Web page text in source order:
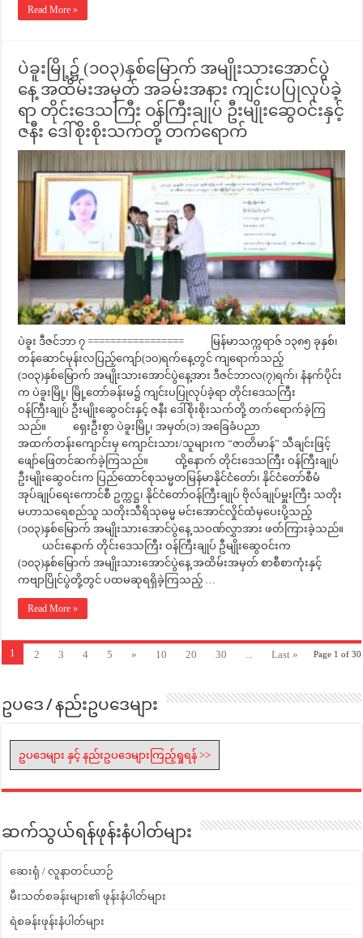
Read More »
ပဲခူးမြို့၌ (၁၀၃)နှစ်မြောက် အမျိုးသားအောင်ပွဲ
နေ့ အထိမ်းအမှတ် အခမ်းအနား ကျင်းပပြုလုပ်ခဲ့
ရာ တိုင်းဒေသကြီး ဝန်ကြီးချုပ် ဦးမျိုးဆွေဝင်းနှင့်
ဇနီး ဒေါ်စိုးစိုးသက်တို့ တက်ရောက်
ပဲခူး ဒီဇင်ဘာ ၇ ================= မြန်မာသက္ကရာဇ် ၁၃၈၅ ခုနှစ်၊
တန်ဆောင်မုန်းလပြည့်ကျော်(၁၀)ရက်နေ့တွင် ကျရောက်သည့်
(၁၀၃)နှစ်မြောက် အမျိုးသားအောင်ပွဲနေ့အား ဒီဇင်ဘာလ(၇)ရက်၊ နံနက်ပိုင်း
က ပဲခူးမြို့၊ မြို့တော်ခန်းမ၌ ကျင်းပပြုလုပ်ခဲ့ရာ တိုင်းဒေသကြီး
ဝန်ကြီးချုပ် ဦးမျိုးဆွေဝင်းနှင့် ဇနီး ဒေါ်စိုးစိုးသက်တို့ တက်ရောက်ခဲ့ကြ
သည်။ ရှေးဦးစွာ ပဲခူးမြို့၊ အမှတ်(၁) အခြေခံပညာ
အထက်တန်းကျောင်းမှ ကျောင်းသား/သူများက “ဇာတိမာန်” သီချင်းဖြင့်
ဖျော်ဖြေတင်ဆက်ခဲ့ကြသည်။ ထို့နောက် တိုင်းဒေသကြီး ဝန်ကြီးချုပ်
ဦးမျိုးဆွေဝင်းက ပြည်ထောင်စုသမ္မတမြန်မာနိုင်ငံတော်၊ နိုင်ငံတော်စီမံ
အုပ်ချုပ်ရေးကောင်စီ ဥက္ကဋ္ဌ၊ နိုင်ငံတော်ဝန်ကြီးချုပ် ဗိုလ်ချုပ်မှူးကြီး သတိုး
မဟာသရေစည်သူ သတိုးသီရိသုဓမ္မ မင်းအောင်လှိုင်ထံမှပေးပို့သည့်
(၁၀၃)နှစ်မြောက် အမျိုးသားအောင်ပွဲနေ့ သဝဏ်လွှာအား ဖတ်ကြားခဲ့သည်။
ယင်းနောက် တိုင်းဒေသကြီး ဝန်ကြီးချုပ် ဦမျိုးဆွေဝင်းက
(၁၀၃)နှစ်မြောက် အမျိုးသားအောင်ပွဲနေ့ အထိမ်းအမှတ် စာစီစာကုံးနှင့်
ကဗျာပြိုင်ပွဲတို့တွင် ပထမဆုရရှိခဲ့ကြသည့် …
Read More »
Page 1 of 30
1 2 3 4 5 » 10 20 30 Last »
ဥပဒေ / နည်းဥပဒေများ
ဥပဒေများ နှင့် နည်းဥပဒေများကြည့်ရှုရန် >>
ဆက်သွယ်ရန်ဖုန်းနံပါတ်များ
ဆေးရုံ / လူနာတင်ယာဉ်
မီးသတ်စခန်းများ၏ ဖုန်းနံပါတ်များ
ရဲစခန်းဖုန်းနံပါတ်များ